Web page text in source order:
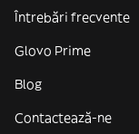
Întrebări frecvente
Glovo Prime
Blog
Contactează-ne